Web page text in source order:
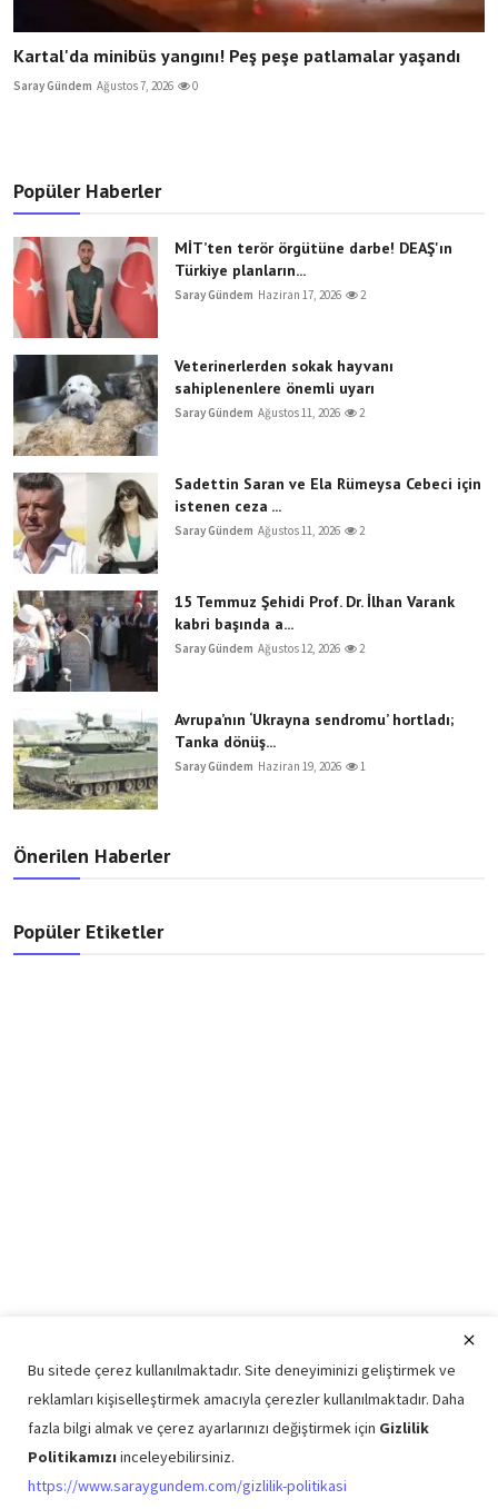
Kartal'da minibüs yangını! Peş peşe patlamalar yaşandı
Saray Gündem Ağustos 7, 2026 0
Popüler Haberler
MİT’ten terör örgütüne darbe! DEAŞ'ın
Türkiye planların...
Saray Gündem Haziran 17, 2026 2
Veterinerlerden sokak hayvanı
sahiplenenlere önemli uyarı
Saray Gündem Ağustos 11, 2026 2
Sadettin Saran ve Ela Rümeysa Cebeci için
istenen ceza ...
Saray Gündem Ağustos 11, 2026 2
15 Temmuz Şehidi Prof. Dr. İlhan Varank
kabri başında a...
Saray Gündem Ağustos 12, 2026 2
Avrupa’nın ‘Ukrayna sendromu’ hortladı;
Tanka dönüş...
Saray Gündem Haziran 19, 2026 1
Önerilen Haberler
Popüler Etiketler
Copyright © 2026 Saray Gündem Tüm Hakları Saklıdır.
Bu sitede çerez kullanılmaktadır. Site deneyiminizi geliştirmek ve
reklamları kişiselleştirmek amacıyla çerezler kullanılmaktadır. Daha
fazla bilgi almak ve çerez ayarlarınızı değiştirmek için Gizlilik
Politikamızı inceleyebilirsiniz.
https://www.saraygundem.com/gizlilik-politikasi